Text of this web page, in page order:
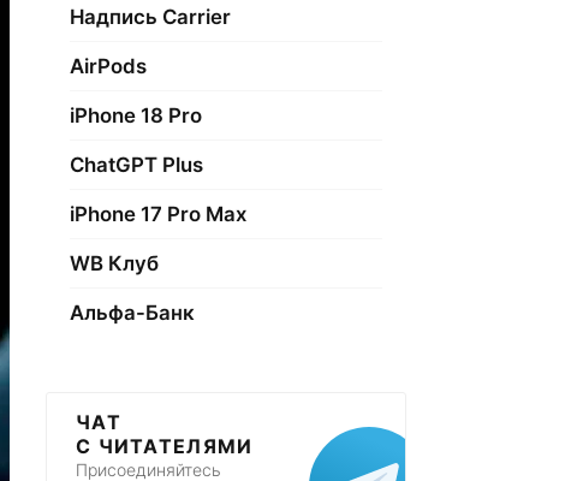
Надпись Carrier
AirPods
iPhone 18 Pro
ChatGPT Plus
iPhone 17 Pro Max
WB Клуб
Альфа-Банк
ЧАТ
С ЧИТАТЕЛЯМИ
Присоединяйтесь